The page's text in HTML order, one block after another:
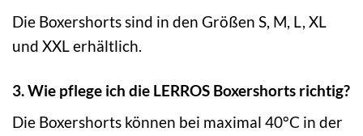
Die Boxershorts sind in den Größen S, M, L, XL
und XXL erhältlich.
3. Wie pflege ich die LERROS Boxershorts richtig?
Die Boxershorts können bei maximal 40°C in der